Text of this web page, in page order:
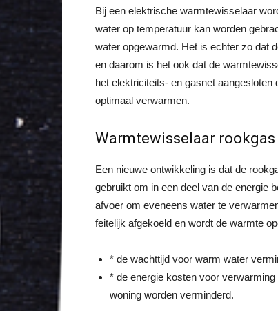
Bij een elektrische warmtewisselaar
water op temperatuur kan worden
water opgewarmd. Het is echter zo dat
en daarom is het ook dat de
het elektriciteits- en gasnet
optimaal verwarmen.
Warmtewisselaar
Een nieuwe ontwikkeling is dat de
gebruikt om in een deel van de energie
afvoer om eveneens water te
feitelijk afgekoeld en wordt de warmte
* de wachttijd voor warm water
* de energie kosten voor
woning worden verminderd.